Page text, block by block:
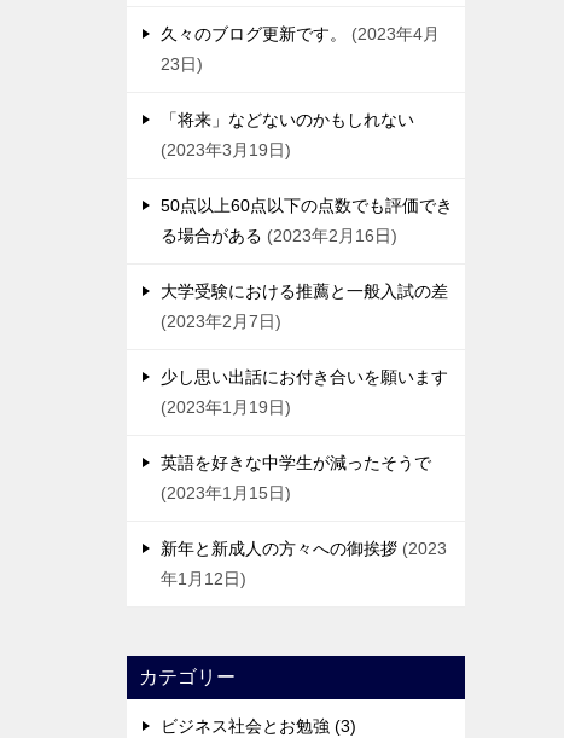
久々のブログ更新です。
2023年4月
23日
「将来」などないのかもしれない
2023年3月19日
50点以上60点以下の点数でも評価でき
る場合がある
2023年2月16日
大学受験における推薦と一般入試の差
2023年2月7日
少し思い出話にお付き合いを願います
2023年1月19日
英語を好きな中学生が減ったそうで
2023年1月15日
新年と新成人の方々への御挨拶 2023
年1月12日
カテゴリー
ビジネス社会とお勉強 (3)